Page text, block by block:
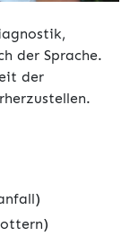
der Sprache.
der